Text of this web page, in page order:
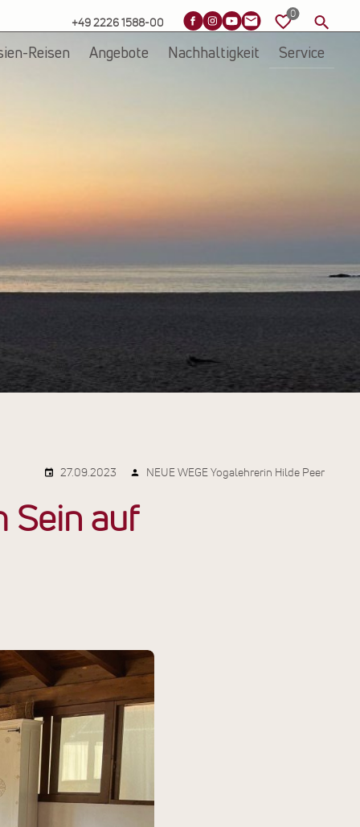
+49 2226 1588-00
Reisen Angebote Nachhaltigkeit Service
27.09.2023 NEUE WEGE Yogalehrerin Hilde Peer
Sein auf